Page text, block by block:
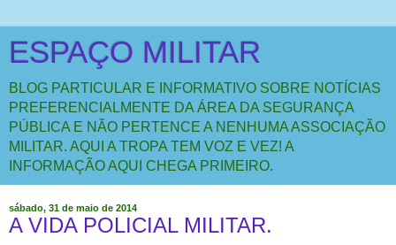
ESPAÇO MILITAR
BLOG PARTICULAR E INFORMATIVO SOBRE NOTÍCIAS
PREFERENCIALMENTE DA ÁREA DA SEGURANÇA
PÚBLICA E NÃO PERTENCE A NENHUMA ASSOCIAÇÃO
MILITAR. AQUI A TROPA TEM VOZ E VEZ! A
INFORMAÇÃO AQUI CHEGA PRIMEIRO.
sábado, 31 de maio de 2014
A VIDA POLICIAL MILITAR.